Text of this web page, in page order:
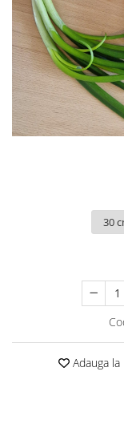
Colier / Pandantiv
Brățară
Bijuterii copii
Colier / Pandantiv
Colier de prietenie
Brățară
Colier / Pandantiv
Cercei
Set bijuteriiAdauga la